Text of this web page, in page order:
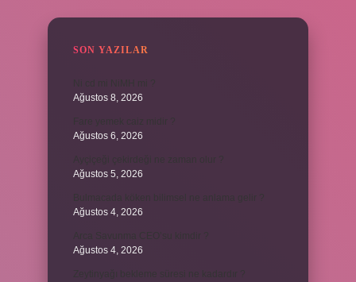
SON YAZILAR
Ağustos 8, 2026
Ağustos 6, 2026
Ağustos 5, 2026
Ağustos 4, 2026
Ağustos 4, 2026